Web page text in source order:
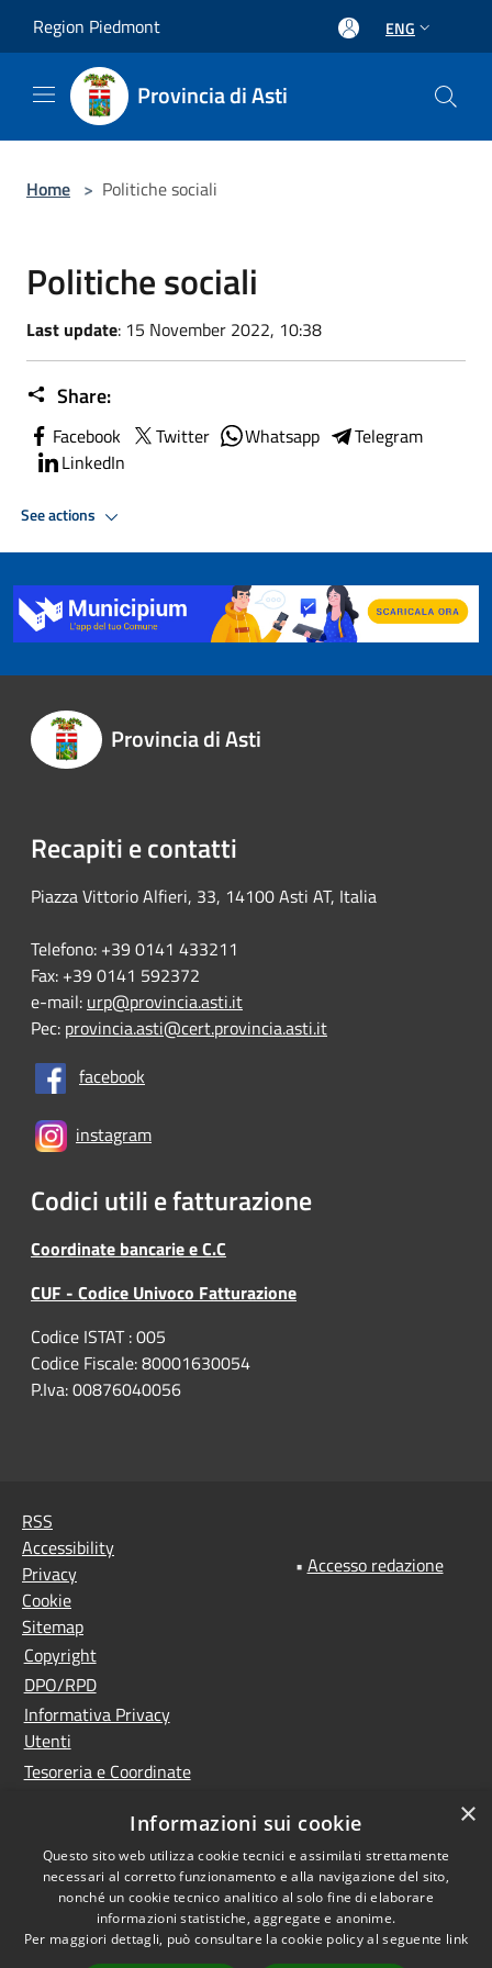
Region Piedmont ENG
Provincia di Asti
Home > Politiche sociali
Politiche sociali
Last update: 15 November 2022, 10:38
Share:
Facebook Twitter Whatsapp
Telegram
LinkedIn
See actions
Provincia di Asti
Recapiti e contatti
Piazza Vittorio Alfieri, 33, 14100 Asti AT, Italia
Telefono: +39 0141 433211
Fax: +39 0141 592372
e-mail: urp@provincia.asti.it
Pec: provincia.asti@cert.provincia.asti.it
facebook
instagram
Codici utili e fatturazione
Coordinate bancarie e C.C
CUF - Codice Univoco Fatturazione
Codice ISTAT : 005
Codice Fiscale: 80001630054
P.Iva: 00876040056
RSS
Accessibility
Privacy
Cookie
Sitemap
Copyright
DPO/RPD
Informativa Privacy
Utenti
Tesoreria e Coordinate
Controlla la tua posta
PNRR (Piano Nazionale
di Ripresa e Resilienza)
Meccanismo di feedback
Whistleblowing
• Accesso redazione
×
Informazioni sui cookie
Questo sito web utilizza cookie tecnici e assimilati strettamente
necessari al corretto funzionamento e alla navigazione del sito,
nonché un cookie tecnico analitico al solo fine di elaborare
informazioni statistiche, aggregate e anonime.
Per maggiori dettagli, può consultare la cookie policy al seguente link